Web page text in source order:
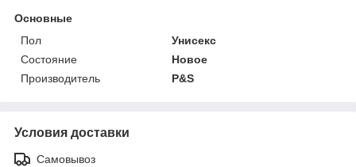
Основные
Пол
Унисекс
Состояние
Новое
Производитель
P&S
Условия доставки
Самовывоз